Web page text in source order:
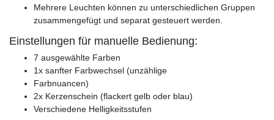
Mehrere Leuchten können zu unterschiedlichen Gruppen
zusammengefügt und separat gesteuert werden.
Einstellungen für manuelle Bedienung:
7 ausgewählte Farben
1x sanfter Farbwechsel (unzählige
Farbnuancen)
2x Kerzenschein (flackert gelb oder blau)
Verschiedene Helligkeitsstufen